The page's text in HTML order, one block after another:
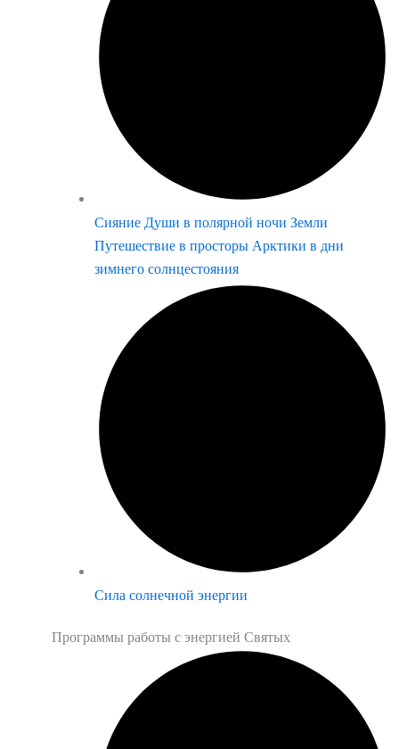
Сияние Души в полярной ночи Земли
Путешествие в просторы Арктики в дни
зимнего солнцестояния
Сила солнечной энергии
Программы работы с энергией Святых